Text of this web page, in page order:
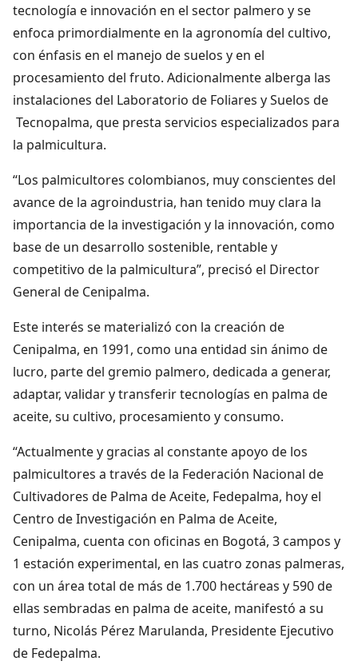
tecnología e innovación en el sector palmero y se
enfoca primordialmente en la agronomía del cultivo,
con énfasis en el manejo de suelos y en el
procesamiento del fruto. Adicionalmente alberga las
instalaciones del Laboratorio de Foliares y Suelos de
Tecnopalma, que presta servicios especializados para
la palmicultura.
“Los palmicultores colombianos, muy conscientes del
avance de la agroindustria, han tenido muy clara la
importancia de la investigación y la innovación, como
base de un desarrollo sostenible, rentable y
competitivo de la palmicultura”, precisó el Director
General de Cenipalma.
Este interés se materializó con la creación de
Cenipalma, en 1991, como una entidad sin ánimo de
lucro, parte del gremio palmero, dedicada a generar,
adaptar, validar y transferir tecnologías en palma de
aceite, su cultivo, procesamiento y consumo.
“Actualmente y gracias al constante apoyo de los
palmicultores a través de la Federación Nacional de
Cultivadores de Palma de Aceite, Fedepalma, hoy el
Centro de Investigación en Palma de Aceite,
Cenipalma, cuenta con oficinas en Bogotá, 3 campos y
1 estación experimental, en las cuatro zonas palmeras,
con un área total de más de 1.700 hectáreas y 590 de
ellas sembradas en palma de aceite, manifestó a su
turno, Nicolás Pérez Marulanda, Presidente Ejecutivo
de Fedepalma.